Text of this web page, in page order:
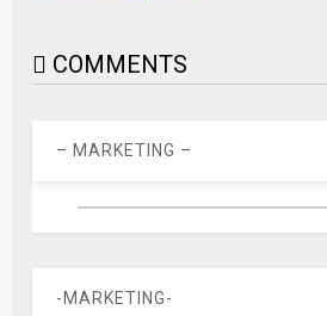
COMMENTS
– MARKETING –
-MARKETING-